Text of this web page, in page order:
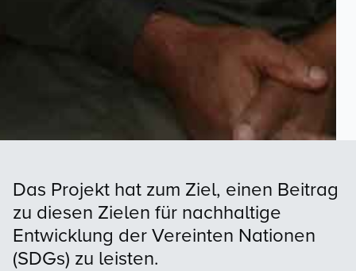
Das Projekt hat zum Ziel, einen Beitrag
zu diesen Zielen für nachhaltige
Entwicklung der Vereinten Nationen
(SDGs) zu leisten.